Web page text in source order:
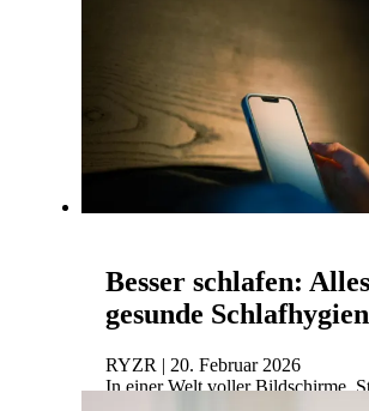
Besser schlafen:
gesunde
RYZR | 20. Februar 2026
In einer Welt voller Bildschirme,